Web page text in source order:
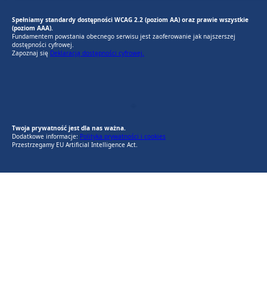
Spełniamy standardy dostępności WCAG 2.2 (poziom AA) oraz prawie wszystkie
(poziom AAA).
Fundamentem powstania obecnego serwisu jest zaoferowanie jak najszerszej
dostępności cyfrowej.
Zapoznaj się Deklaracją dostępności cyfrowej.
Twoja prywatność jest dla nas ważna.
Dodatkowe informacje: Polityka prywatności i cookies
Przestrzegamy EU Artificial Intelligence Act.